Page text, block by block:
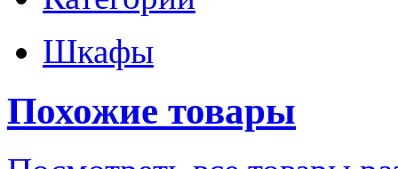
Шкафы
Похожие товары